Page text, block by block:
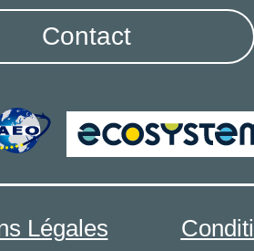
Légales
Contact